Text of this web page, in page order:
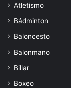
Atletismo
Bádminton
Baloncesto
Balonmano
Billar
Boxeo